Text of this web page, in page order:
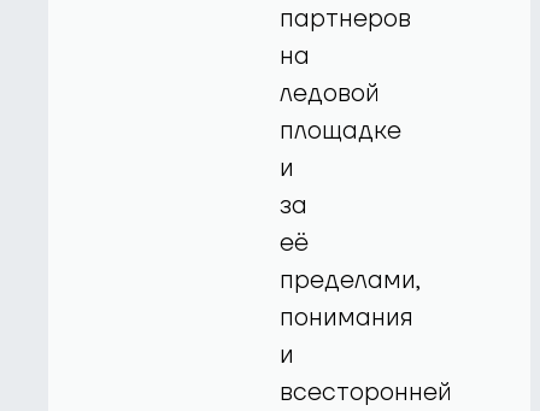
партнеров
на
ледовой
площадке
и
за
её
пределами,
понимания
и
всесторонней